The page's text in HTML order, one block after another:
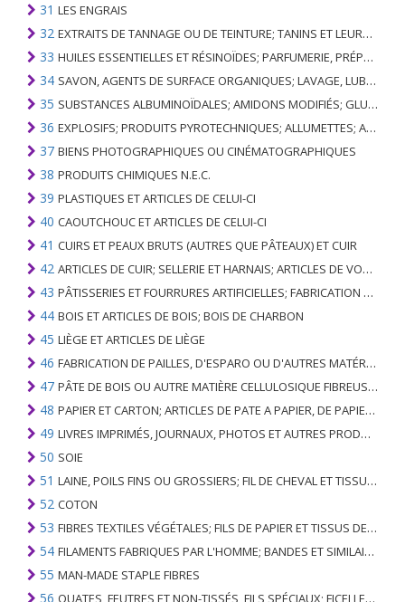
31 LES ENGRAIS
32 EXTRAITS DE TANNAGE OU DE TEINTURE; TANINS ET LEURS DERIVES; COLORANTS, PIGMENTS ET AUTRES MATIERES COLORANTES; PEINTURES, VERNIS; MASTIC, AUTRES MASTIQUES; ENCRES
33 HUILES ESSENTIELLES ET RÉSINOÏDES; PARFUMERIE, PRÉPARATIONS COSMÉTIQUES OU DE TOILETTE
34 SAVON, AGENTS DE SURFACE ORGANIQUES; LAVAGE, LUBRIFICATION, POLISSAGE OU PRÉPARATION À L'ÉPURATION; CIRES ARTIFICIELLES OU PRÉPARÉES, BOUGIES ET ARTICLES SIMILAIRES, PÂTES À MODÉLISER, CIRES DENTAIRES ET PRÉPARATIONS DENTAIRES À BASE DE PLÂTRE
35 SUBSTANCES ALBUMINOÏDALES; AMIDONS MODIFIÉS; GLUES; ENZYMES
36 EXPLOSIFS; PRODUITS PYROTECHNIQUES; ALLUMETTES; ALLIAGES PYROPHORIQUES; CERTAINES PRÉPARATIONS COMBUSTIBLES
37 BIENS PHOTOGRAPHIQUES OU CINÉMATOGRAPHIQUES
38 PRODUITS CHIMIQUES N.E.C.
39 PLASTIQUES ET ARTICLES DE CELUI-CI
40 CAOUTCHOUC ET ARTICLES DE CELUI-CI
41 CUIRS ET PEAUX BRUTS (AUTRES QUE PÂTEAUX) ET CUIR
42 ARTICLES DE CUIR; SELLERIE ET ​​HARNAIS; ARTICLES DE VOYAGE, SACS À MAIN ET RÉCIPIENTS ANALOGUES; ARTICLES DE GUT ANIMAL (AUTRE QUE GUT DE SOIE-VERT)
43 PÂTISSERIES ET FOURRURES ARTIFICIELLES; FABRICATION DE CELLES-CI
44 BOIS ET ARTICLES DE BOIS; BOIS DE CHARBON
45 LIÈGE ET ARTICLES DE LIÈGE
46 FABRICATION DE PAILLES, D'ESPARO OU D'AUTRES MATÉRIAUX DE COULÉE; BASKETWARE ET WICKERWORK
47 PÂTE DE BOIS OU AUTRE MATIÈRE CELLULOSIQUE FIBREUSE; PAPIER OU CARTON RÉCUPÉRÉ (DÉCHETS ET DÉCHETS)
48 PAPIER ET CARTON; ARTICLES DE PATE A PAPIER, DE PAPIER OU DE CARTON
49 LIVRES IMPRIMÉS, JOURNAUX, PHOTOS ET AUTRES PRODUITS DE L'INDUSTRIE DE L'IMPRIMERIE; MANUSCRITS, TYPESCRIPTS ET PLANS
50 SOIE
51 LAINE, POILS FINS OU GROSSIERS; FIL DE CHEVAL ET TISSU TISSÉ
52 COTON
53 FIBRES TEXTILES VÉGÉTALES; FILS DE PAPIER ET TISSUS DE FILS DE PAPIER
54 FILAMENTS FABRIQUES PAR L'HOMME; BANDES ET SIMILAIRES DE MATIERES TEXTILES SYNTHETIQUES
55 MAN-MADE STAPLE FIBRES
56 OUATES, FEUTRES ET NON-TISSÉS, FILS SPÉCIAUX; FICELLES, CORDES, CORDES, CÂBLES ET ARTICLES ASSOCIÉS